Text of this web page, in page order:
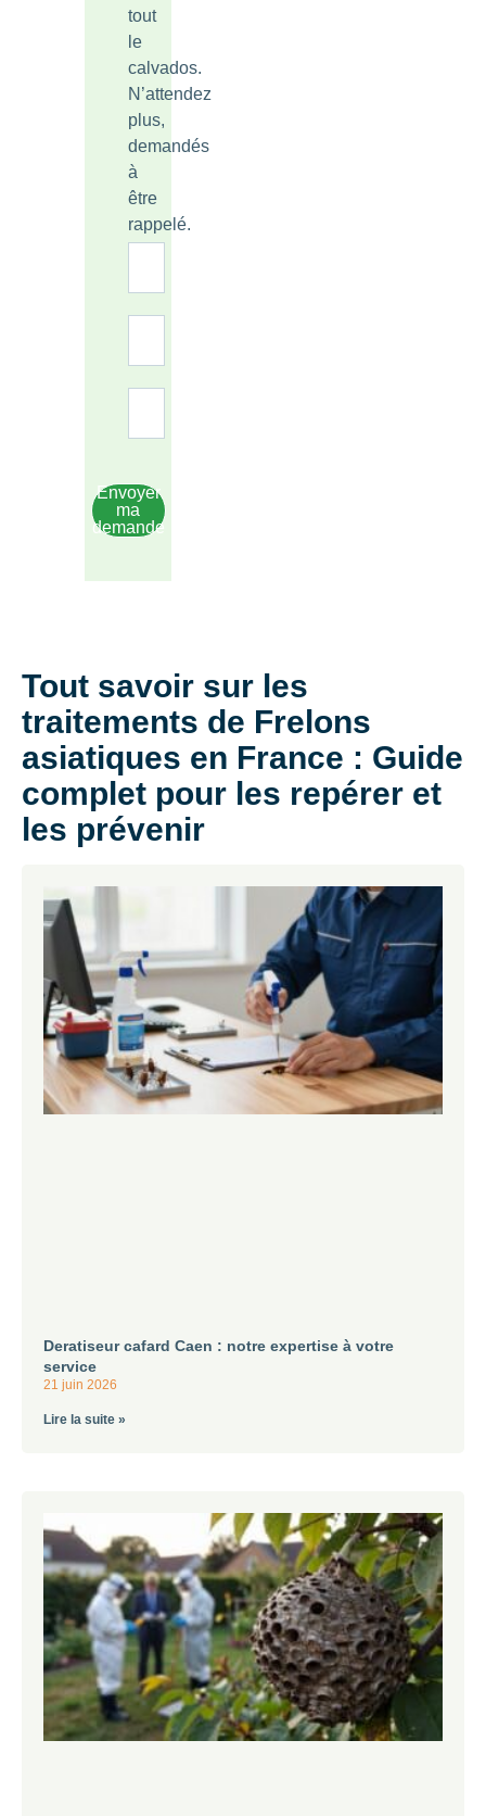
tout
le
calvados.
N’attendez
plus,
demandés
à
être
rappelé.
Envoyer
ma
demande
Tout savoir sur les
traitements de Frelons
asiatiques en France : Guide
complet pour les repérer et
les prévenir
Deratiseur cafard Caen : notre expertise à votre
service
21 juin 2026
Lire la suite »